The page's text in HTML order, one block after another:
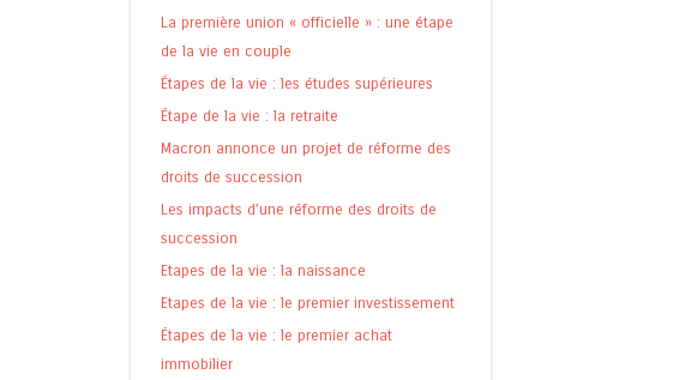
La première union « officielle » : une étape
de la vie en couple
Étapes de la vie : les études supérieures
Étape de la vie : la retraite
Macron annonce un projet de réforme des
droits de succession
Les impacts d’une réforme des droits de
succession
Etapes de la vie : la naissance
Etapes de la vie : le premier investissement
Étapes de la vie : le premier achat
immobilier